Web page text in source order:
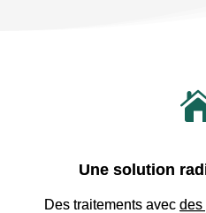
Une solution
Des traitements avec des